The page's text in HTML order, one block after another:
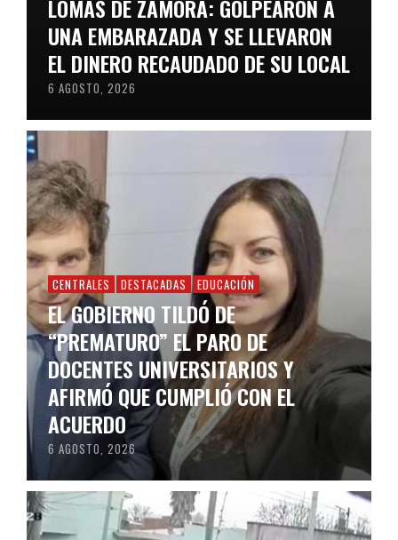
LOMAS DE ZAMORA: GOLPEARON A
UNA EMBARAZADA Y SE LLEVARON
EL DINERO RECAUDADO DE SU LOCAL
6 AGOSTO, 2026
CENTRALES DESTACADAS EDUCACIÓN
EL GOBIERNO TILDÓ DE
“PREMATURO” EL PARO DE
DOCENTES UNIVERSITARIOS Y
AFIRMÓ QUE CUMPLIÓ CON EL
ACUERDO
6 AGOSTO, 2026